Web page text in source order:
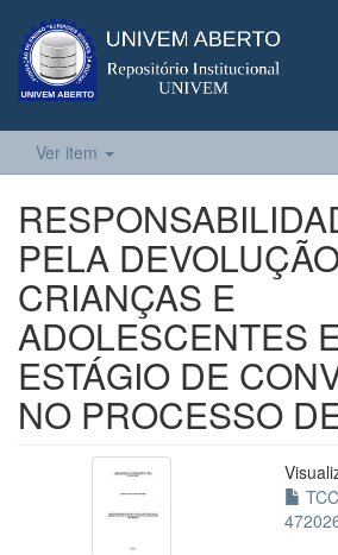
Ver item
PELA
CRIANÇAS E
ADOLESCENTES
ESTÁGIO DE
NO PROCESSO